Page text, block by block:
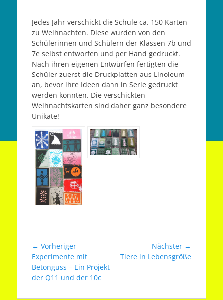
Jedes Jahr verschickt die Schule ca. 150 Karten
zu Weihnachten. Diese wurden von den
Schülerinnen und Schülern der Klassen 7b und
7e selbst entworfen und per Hand gedruckt.
Nach ihren eigenen Entwürfen fertigten die
Schüler zuerst die Druckplatten aus Linoleum
an, bevor ihre Ideen dann in Serie gedruckt
werden konnten. Die verschickten
Weihnachtskarten sind daher ganz besondere
Unikate!
Beitragsnavigation
← Vorheriger
Vorheriger
Beitrag:
Experimente mit
Betonguss – Ein Projekt
der Q11 und der 10c
Nächster →
Nächster
Tiere in Lebensgröße